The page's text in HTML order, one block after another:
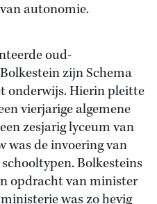
autonomie.
oud-
zijn Schema
onderwijs. Hierin pleitte
vierjarige algemene
zesjarig lyceum van
was de invoering van
Bolkesteins
opdracht van minister
was zo hevig